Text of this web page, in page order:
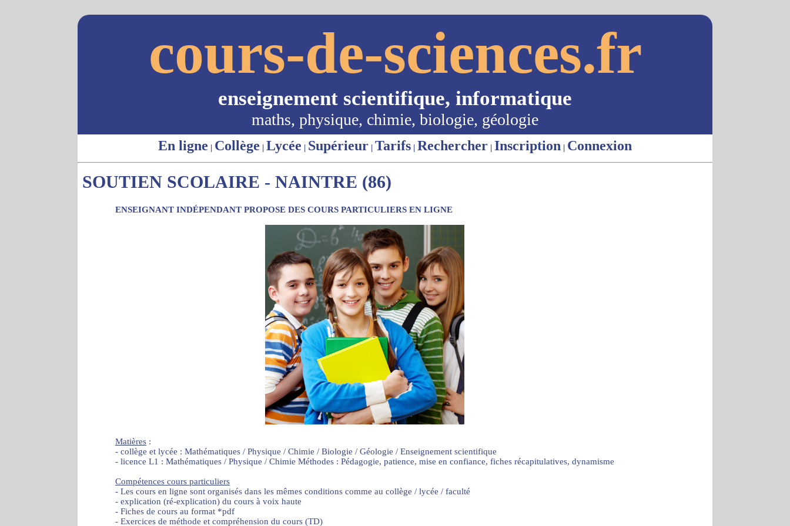
cours-de-sciences.fr
enseignement scientifique, informatique
maths, physique, chimie, biologie, géologie
En ligne | Collège | Lycée | Supérieur | Tarifs | Rechercher | Inscription | Connexion
SOUTIEN SCOLAIRE - NAINTRE (86)
ENSEIGNANT INDÉPENDANT PROPOSE DES COURS PARTICULIERS EN LIGNE
Matières :
- collège et lycée : Mathématiques / Physique / Chimie / Biologie / Géologie / Enseignement scientifique
- licence L1 : Mathématiques / Physique / Chimie Méthodes : Pédagogie, patience, mise en confiance, fiches récapitulatives, dynamisme
Compétences cours particuliers
- Les cours en ligne sont organisés dans les mêmes conditions comme au collège / lycée / faculté
- explication (ré-explication) du cours à voix haute
- Fiches de cours au format *pdf
- Exercices de méthode et compréhension du cours (TD)